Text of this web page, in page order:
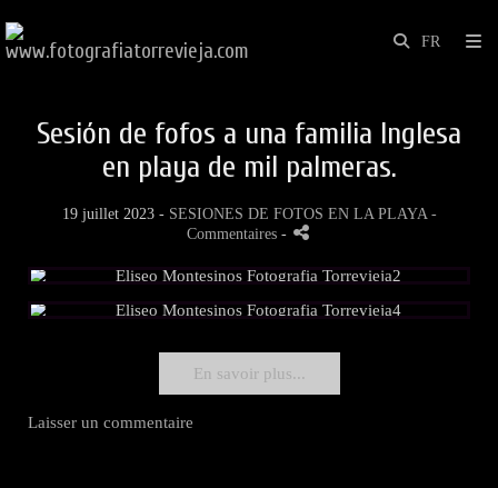
Sesión de fofos a una familia Inglesa
en playa de mil palmeras.
19 juillet 2023 - SESIONES DE FOTOS EN LA PLAYA -
Commentaires -
En savoir plus...
Laisser un commentaire